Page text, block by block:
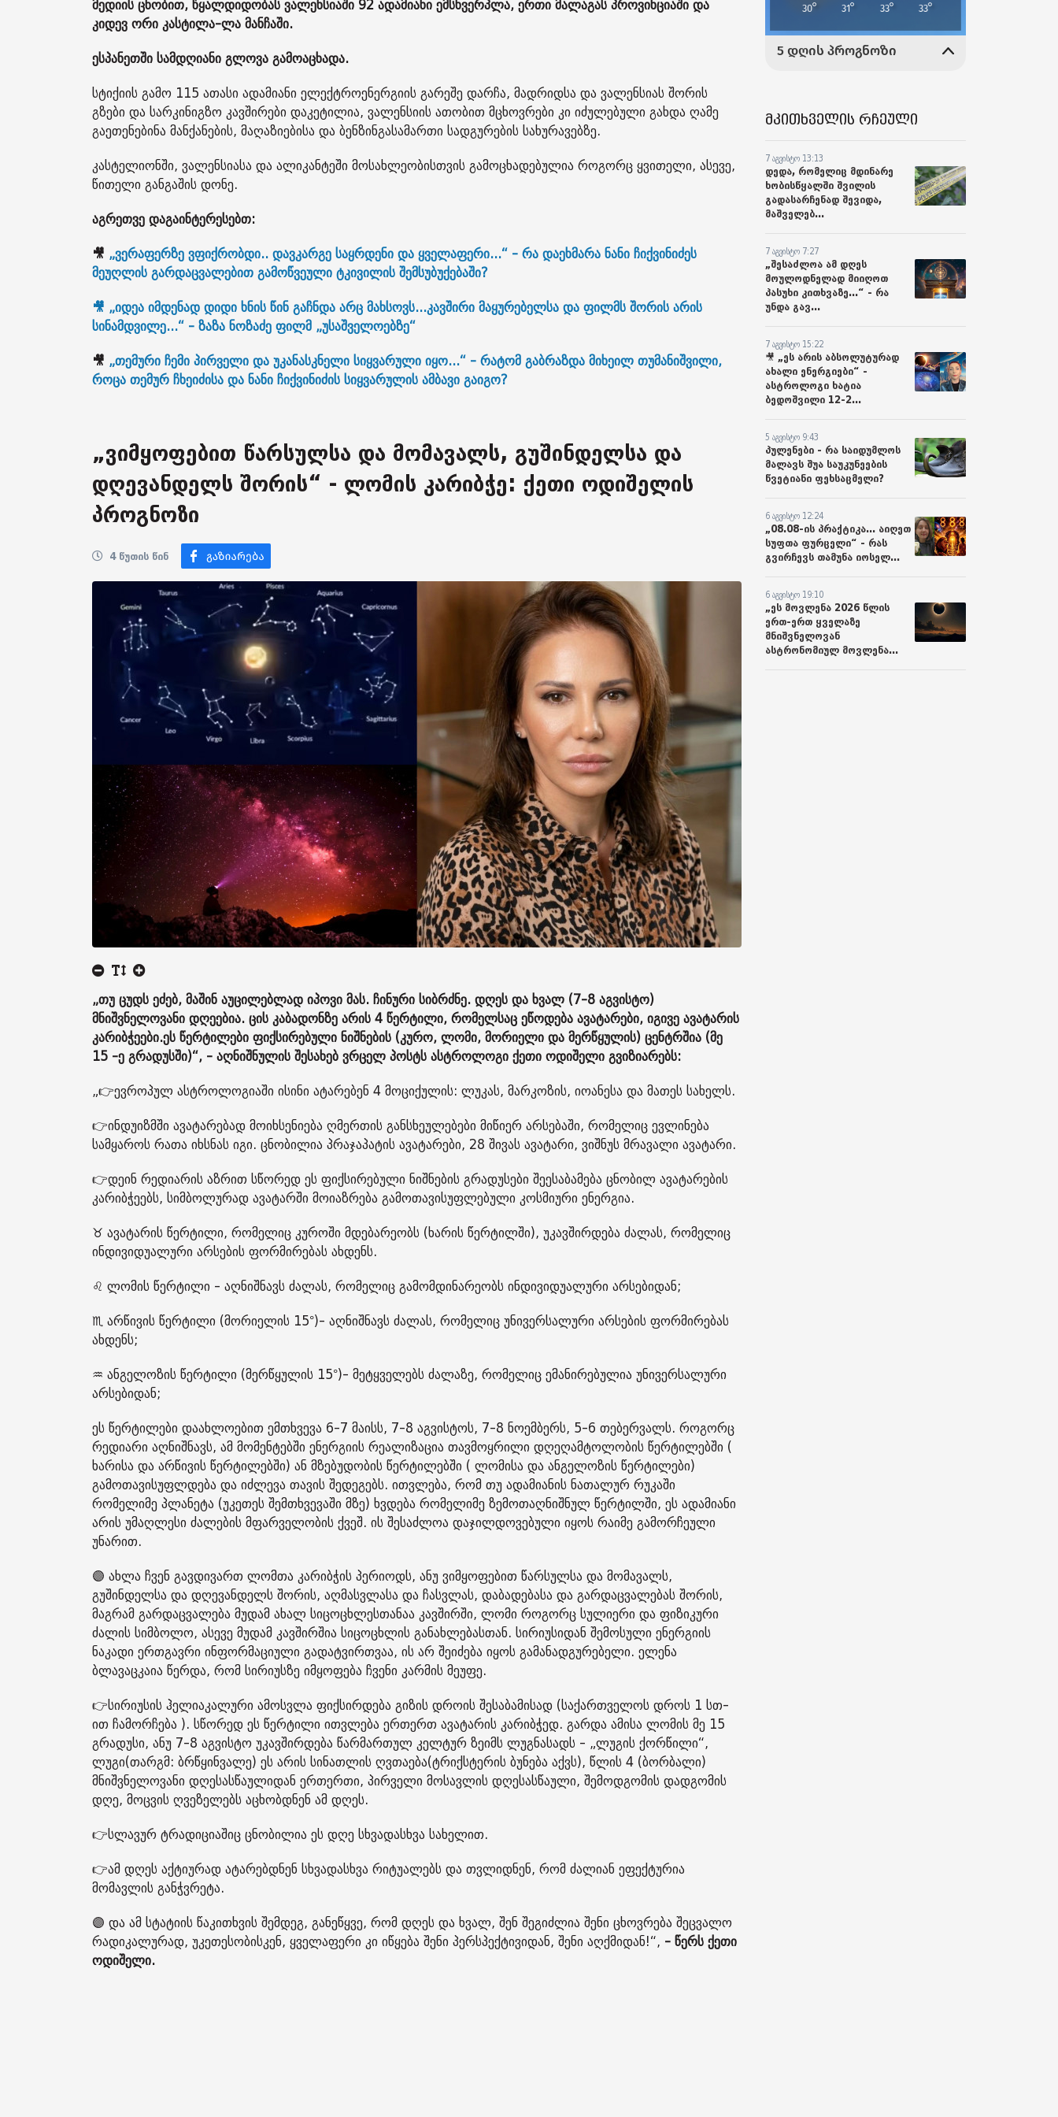
მედიის ცნობით, წყალდიდობას ვალენსიაში 92 ადამიანი ემსხვერპლა, ერთი მალაგას პროვინციაში და
კიდევ ორი ​​კასტილა-ლა მანჩაში.
ესპანეთში სამდღიანი გლოვა გამოაცხადა.
სტიქიის გამო 115 ათასი ადამიანი ელექტროენერგიის გარეშე დარჩა, მადრიდსა და ვალენსიას შორის
გზები და სარკინიგზო კავშირები დაკეტილია, ვალენსიის ათობით მცხოვრები კი იძულებული გახდა ღამე
გაეთენებინა მანქანების, მაღაზიებისა და ბენზინგასამართი სადგურების სახურავებზე.
კასტელიონში, ვალენსიასა და ალიკანტეში მოსახლეობისთვის გამოცხადებულია როგორც ყვითელი, ასევე,
წითელი განგაშის დონე.
აგრეთვე დაგაინტერესებთ:
🎥 „ვერაფერზე ვფიქრობდი.. დავკარგე საყრდენი და ყველაფერი...“ - რა დაეხმარა ნანი ჩიქვინიძეს
მეუღლის გარდაცვალებით გამოწვეული ტკივილის შემსუბუქებაში?
🎥 „იდეა იმდენად დიდი ხნის წინ გაჩნდა არც მახსოვს...კავშირი მაყურებელსა და ფილმს შორის არის
სინამდვილე...“ - ზაზა ნოზაძე ფილმ „უსაშველოებზე“
🎥 „თემური ჩემი პირველი და უკანასკნელი სიყვარული იყო...“ - რატომ გაბრაზდა მიხეილ თუმანიშვილი,
როცა თემურ ჩხეიძისა და ნანი ჩიქვინიძის სიყვარულის ამბავი გაიგო?
„ვიმყოფებით წარსულსა და მომავალს, გუშინდელსა და
დღევანდელს შორის“ - ლომის კარიბჭე: ქეთი ოდიშელის
პროგნოზი
4 წუთის წინ
„თუ ცუდს ეძებ, მაშინ აუცილებლად იპოვი მას. ჩინური სიბრძნე. დღეს და ხვალ (7-8 აგვისტო)
მნიშვნელოვანი დღეებია. ცის კაბადონზე არის 4 წერტილი, რომელსაც ეწოდება ავატარები, იგივე ავატარის
კარიბჭეები.ეს წერტილები ფიქსირებული ნიშნების (კურო, ლომი, მორიელი და მერწყულის) ცენტრშია (მე
15 -ე გრადუსში)“, - აღნიშნულის შესახებ ვრცელ პოსტს ასტროლოგი ქეთი ოდიშელი გვიზიარებს:
„👉ევროპულ ასტროლოგიაში ისინი ატარებენ 4 მოციქულის: ლუკას, მარკოზის, იოანესა და მათეს სახელს.
👉ინდუიზმში ავატარებად მოიხსენიება ღმერთის განსხეულებები მიწიერ არსებაში, რომელიც ევლინება
სამყაროს რათა იხსნას იგი. ცნობილია პრაჯაპატის ავატარები, 28 შივას ავატარი, ვიშნუს მრავალი ავატარი.
👉დეინ რედიარის აზრით სწორედ ეს ფიქსირებული ნიშნების გრადუსები შეესაბამება ცნობილ ავატარების
კარიბჭეებს, სიმბოლურად ავატარში მოიაზრება გამოთავისუფლებული კოსმიური ენერგია.
♉️ ავატარის წერტილი, რომელიც კუროში მდებარეობს (ხარის წერტილში), უკავშირდება ძალას, რომელიც
ინდივიდუალური არსების ფორმირებას ახდენს.
♌️ ლომის წერტილი - აღნიშნავს ძალას, რომელიც გამომდინარეობს ინდივიდუალური არსებიდან;
♏️ არწივის წერტილი (მორიელის 15°)- აღნიშნავს ძალას, რომელიც უნივერსალური არსების ფორმირებას
ახდენს;
♒️ ანგელოზის წერტილი (მერწყულის 15°)- მეტყველებს ძალაზე, რომელიც ემანირებულია უნივერსალური
არსებიდან;
ეს წერტილები დაახლოებით ემთხვევა 6-7 მაისს, 7-8 აგვისტოს, 7-8 ნოემბერს, 5-6 თებერვალს. როგორც
რედიარი აღნიშნავს, ამ მომენტებში ენერგიის რეალიზაცია თავმოყრილი დღეღამტოლობის წერტილებში (
ხარისა და არწივის წერტილებში) ან მზებუდობის წერტილებში ( ლომისა და ანგელოზის წერტილები)
გამოთავისუფლდება და იძლევა თავის შედეგებს. ითვლება, რომ თუ ადამიანის ნათალურ რუკაში
რომელიმე პლანეტა (უკეთეს შემთხვევაში მზე) ხვდება რომელიმე ზემოთაღნიშნულ წერტილში, ეს ადამიანი
არის უმაღლესი ძალების მფარველობის ქვეშ. ის შესაძლოა დაჯილდოვებული იყოს რაიმე გამორჩეული
უნარით.
🟣 ახლა ჩვენ გავდივართ ლომთა კარიბჭის პერიოდს, ანუ ვიმყოფებით წარსულსა და მომავალს,
გუშინდელსა და დღევანდელს შორის, აღმასვლასა და ჩასვლას, დაბადებასა და გარდაცვალებას შორის,
მაგრამ გარდაცვალება მუდამ ახალ სიცოცხლესთანაა კავშირში, ლომი როგორც სულიერი და ფიზიკური
ძალის სიმბოლო, ასევე მუდამ კავშირშია სიცოცხლის განახლებასთან. სირიუსიდან შემოსული ენერგიის
ნაკადი ერთგავრი ინფორმაციული გადატვირთვაა, ის არ შეიძება იყოს გამანადგურებელი. ელენა
ბლავაცკაია წერდა, რომ სირიუსზე იმყოფება ჩვენი კარმის მეუფე.
👉სირიუსის ჰელიაკალური ამოსვლა ფიქსირდება გიზის დროის შესაბამისად (საქართველოს დროს 1 სთ-
ით ჩამორჩება ). სწორედ ეს წერტილი ითვლება ერთერთ ავატარის კარიბჭედ. გარდა ამისა ლომის მე 15
გრადუსი, ანუ 7-8 აგვისტო უკავშირდება წარმართულ კელტურ ზეიმს ლუგნასადს - „ლუგის ქორწილი“,
ლუგი(თარგმ: ბრწყინვალე) ეს არის სინათლის ღვთაება(ტრიქსტერის ბუნება აქვს), წლის 4 (ბორბალი)
მნიშვნელოვანი დღესასწაულიდან ერთერთი, პირველი მოსავლის დღესასწაული, შემოდგომის დადგომის
დღე, მოცვის ღვეზელებს აცხობდნენ ამ დღეს.
👉სლავურ ტრადიციაშიც ცნობილია ეს დღე სხვადასხვა სახელით.
👉ამ დღეს აქტიურად ატარებდნენ სხვადასხვა რიტუალებს და თვლიდნენ, რომ ძალიან ეფექტურია
მომავლის განჭვრეტა.
🟣 და ამ სტატიის წაკითხვის შემდეგ, განეწყვე, რომ დღეს და ხვალ, შენ შეგიძლია შენი ცხოვრება შეცვალო
რადიკალურად, უკეთესობისკენ, ყველაფერი კი იწყება შენი პერსპექტივიდან, შენი აღქმიდან!“, - წერს ქეთი
ოდიშელი.
მკითხველის რჩეული
7 აგვისტო 13:13
დედა, რომელიც მდინარე
ხობისწყალში შვილის
გადასარჩენად შევიდა,
მაშველებ...
7 აგვისტო 7:27
„შესაძლოა ამ დღეს
მოულოდნელად მიიღოთ
პასუხი კითხვაზე...“ - რა
უნდა გავ...
7 აგვისტო 15:22
🎥 „ეს არის აბსოლუტურად
ახალი ენერგიები“ -
ასტროლოგი ხატია
ბედოშვილი 12-2...
5 აგვისტო 9:43
პულენები - რა საიდუმლოს
მალავს შუა საუკუნეების
წვეტიანი ფეხსაცმელი?
6 აგვისტო 12:24
„08.08-ის პრაქტიკა... აიღეთ
სუფთა ფურცელი“ - რას
გვირჩევს თამუნა იოსელ...
6 აგვისტო 19:10
„ეს მოვლენა 2026 წლის
ერთ-ერთ ყველაზე
მნიშვნელოვან
ასტრონომიულ მოვლენა...